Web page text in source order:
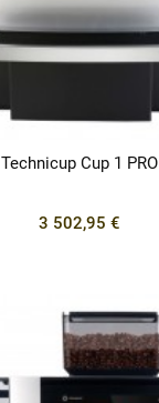
Technicup Cup 1 PRO
3 502,95 €